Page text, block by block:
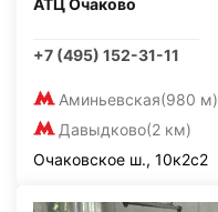
АТЦ Очаково
+7 (495) 152-31-11
Аминьевская(980 м)
Давыдково(2 км)
Очаковское ш., 10к2с2